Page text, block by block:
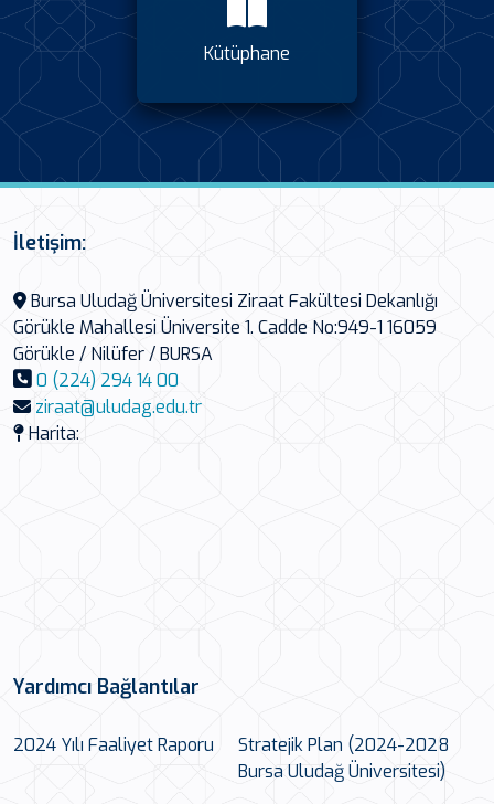
Kütüphane
İletişim:
Bursa Uludağ Üniversitesi Ziraat Fakültesi Dekanlığı
Görükle Mahallesi Üniversite 1. Cadde No:949-1 16059
Görükle / Nilüfer / BURSA
0 (224) 294 14 00
ziraat@uludag.edu.tr
Harita:
Yardımcı Bağlantılar
2024 Yılı Faaliyet Raporu
Stratejik Plan (2024-2028
Bursa Uludağ Üniversitesi)